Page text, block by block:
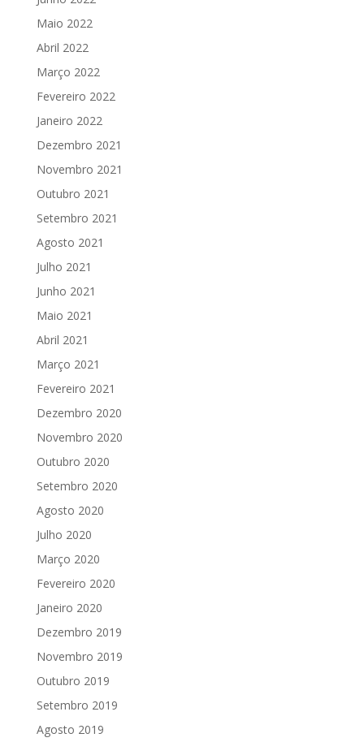
Maio 2022
Abril 2022
Março 2022
Fevereiro 2022
Janeiro 2022
Dezembro 2021
Novembro 2021
Outubro 2021
Setembro 2021
Agosto 2021
Julho 2021
Junho 2021
Maio 2021
Abril 2021
Março 2021
Fevereiro 2021
Dezembro 2020
Novembro 2020
Outubro 2020
Setembro 2020
Agosto 2020
Julho 2020
Março 2020
Fevereiro 2020
Janeiro 2020
Dezembro 2019
Novembro 2019
Outubro 2019
Setembro 2019
Agosto 2019